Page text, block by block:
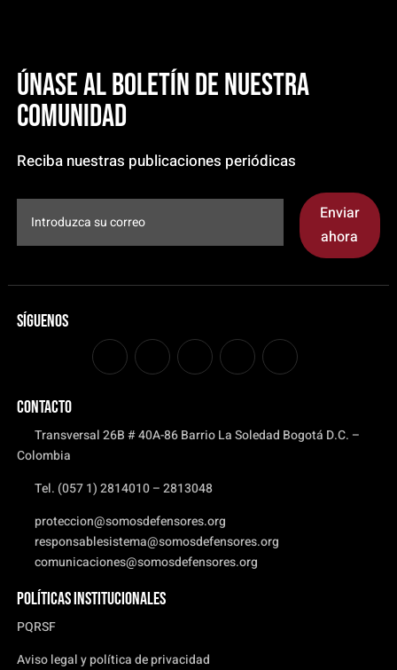
Únase al boletín de nuestra
comunidad
Reciba nuestras publicaciones periódicas
Enviar
ahora
Síguenos
CONTACTO
Transversal 26B # 40A-86 Barrio La Soledad Bogotá D.C. –
Colombia
Tel. (057 1) 2814010 – 2813048
proteccion@somosdefensores.org
responsablesistema@somosdefensores.org
comunicaciones@somosdefensores.org
Políticas institucionales
PQRSF
Aviso legal y política de privacidad